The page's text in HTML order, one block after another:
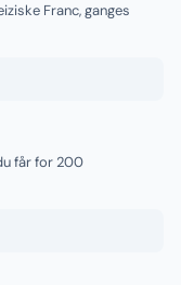
Franc, ganges
får for 200